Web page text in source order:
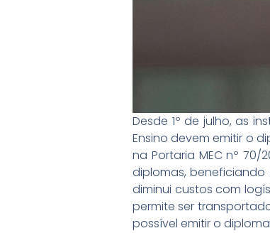
Desde 1º de julho, as
Ensino devem emitir o
na Portaria MEC nº
diplomas, beneficiando
diminui custos com
permite ser
possível emitir o